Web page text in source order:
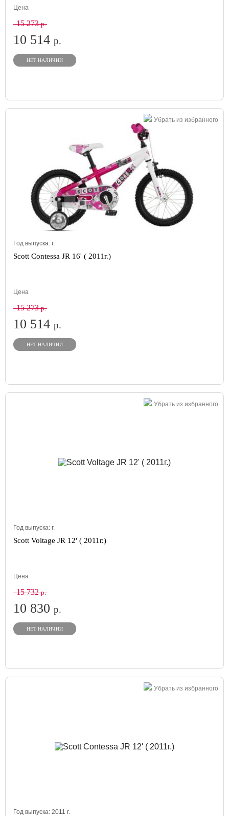
Цена
15 273р.
10 514 р.
НЕТ НАЛИЧИИ
Убрать из избранного
Год выпуска: г.
Scott Contessa JR 16' ( 2011г.)
Цена
15 273р.
10 514 р.
НЕТ НАЛИЧИИ
Убрать из избранного
Год выпуска: г.
Scott Voltage JR 12' ( 2011г.)
Цена
15 732р.
10 830 р.
НЕТ НАЛИЧИИ
Убрать из избранного
Год выпуска: 2011 г.